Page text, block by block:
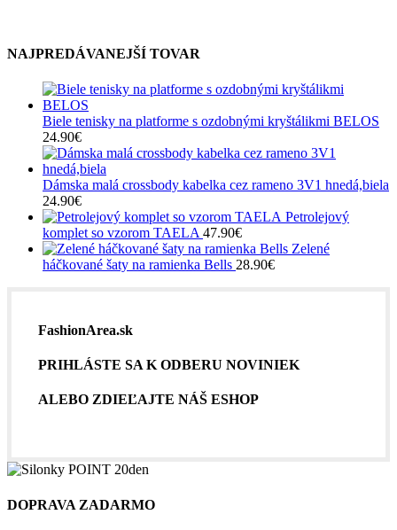
NAJPREDÁVANEJŠÍ TOVAR
Biele tenisky na platforme s ozdobnými kryštálikmi BELOS
24.90€
Dámska malá crossbody kabelka cez rameno 3V1 hnedá,biela
24.90€
Petrolejový
komplet so vzorom TAELA 47.90€
Zelené
háčkované šaty na ramienka Bells 28.90€
FashionArea.sk
PRIHLÁSTE SA K ODBERU NOVINIEK
ALEBO ZDIEĽAJTE NÁŠ ESHOP
DOPRAVA ZADARMO